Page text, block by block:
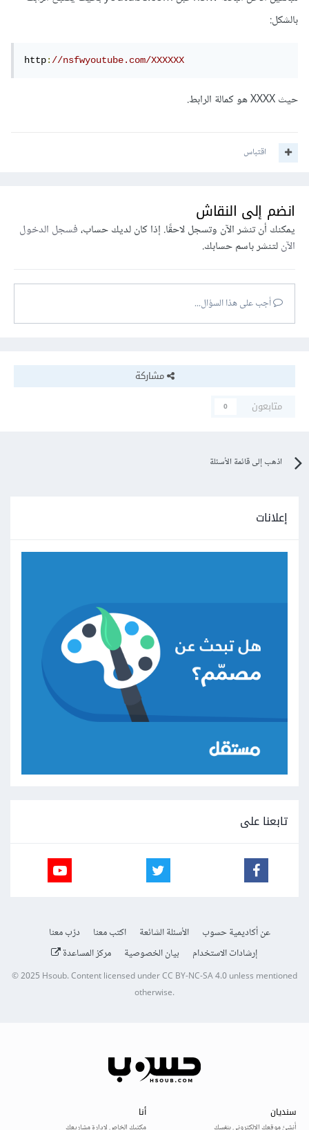
بالشكل:
http://nsfwyoutube.com/XXXXXX
حيث XXXX هو كمالة الرابط.
اقتباس
انضم إلى النقاش
يمكنك أن تنشر الآن وتسجل لاحقًا. إذا كان لديك حساب،فسجل الدخول
الآنلتنشر باسم حسابك.
أجب على هذا السؤال...
مشاركة
متابعون
0
اذهب إلى قائمة الأسئلة
إعلانات
تابعنا على
عن أكاديمية حسوب الأسئلة الشائعة اكتب معنا
درّب معنا
إرشادات الاستخدام
بيان الخصوصية مركز المساعدة
© 2025Hsoub.Content licensed underCC BY-NC-SA 4.0unless mentioned
otherwise.